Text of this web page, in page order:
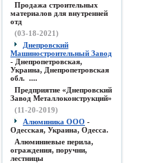
Продажа строительных
материалов для внутренней
отд
(03-18-2021)
Днепровский
Машиностроительный Завод
- Днепропетровская,
Украина, Днепропетровская
обл. ....
Предприятие «Днепровский
Завод Металлоконструкций»
(11-20-2019)
Алюминика ООО -
Одесская, Украина, Одесса.
Алюминиевые перила,
ограждения, поручни,
лестницы